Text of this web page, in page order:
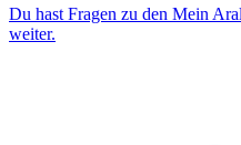
Du hast Fragen zu den Mein
weiter.